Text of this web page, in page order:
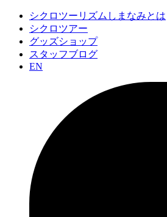
シクロツーリズムしまなみとは
シクロツアー
グッズショップ
スタッフブログ
EN